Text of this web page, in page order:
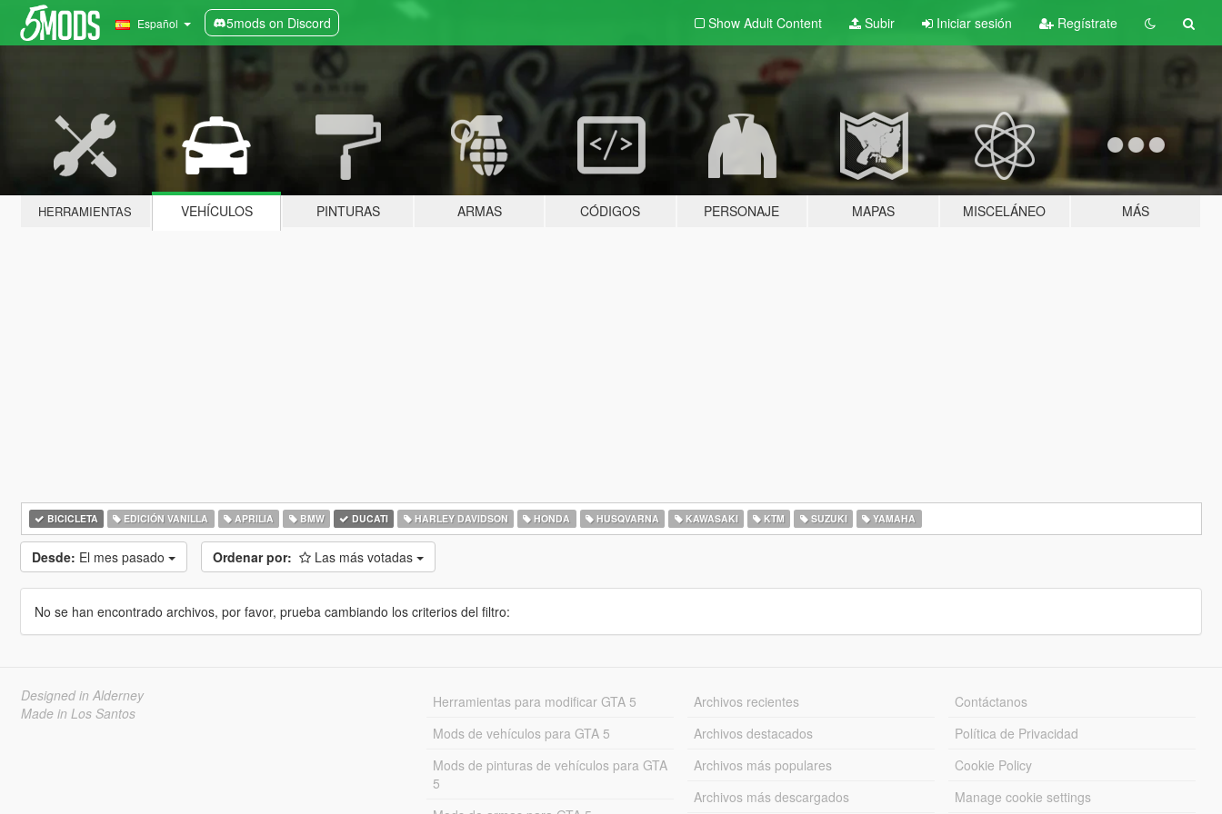
Español 5mods on Discord Show Adult Content Subir Iniciar sesión Regístrate
HERRAMIENTAS VEHÍCULOS PINTURAS ARMAS CÓDIGOS PERSONAJE MAPAS MISCELÁNEO MÁS
BICICLETA EDICIÓN VANILLA APRILIA BMW DUCATI HARLEY DAVIDSON HONDA HUSQVARNA KAWASAKI KTM SUZUKI YAMAHA
Desde: El mes pasado Ordenar por: Las más votadas
No se han encontrado archivos, por favor, prueba cambiando los criterios del filtro:
Designed in Alderney
Made in Los Santos
Herramientas para modificar GTA 5
Mods de vehículos para GTA 5
Mods de pinturas de vehículos para GTA
5
Archivos recientes
Archivos destacados
Archivos más populares
Archivos más descargados
Contáctanos
Política de Privacidad
Cookie Policy
Manage cookie settings